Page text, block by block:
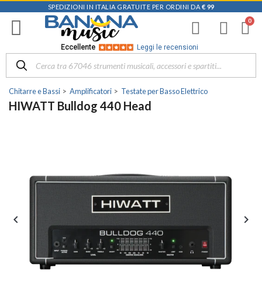
SPEDIZIONI IN ITALIA GRATUITE PER ORDINI DA € 99
Eccellente Leggi le recensioni
Chitarre e Bassi Amplificatori Testate per Basso Elettrico
HIWATT Bulldog 440 Head
 